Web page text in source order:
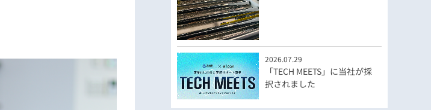
2026.07.29
「TECH MEETS」に当社が採
択されました